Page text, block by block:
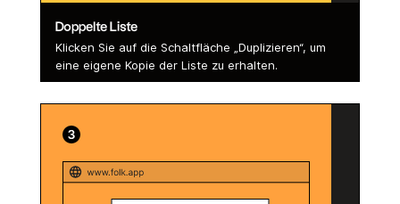
Doppelte Liste
Klicken Sie auf die Schaltfläche „Duplizieren“, um
eine eigene Kopie der Liste zu erhalten.